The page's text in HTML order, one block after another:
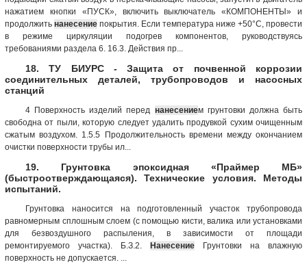
нажатием кнопки «ПУСК», включить выключатель «КОМПОНЕНТЫ» и
продолжить нанесение покрытия. Если температура ниже +50°С, провести
в режиме циркуляции подогрев компонентов, руководствуясь
требованиями раздела 6. 16.3. Действия пр...
18. ТУ БИУРС - Защита от почвенной коррозии
соединительных деталей, трубопроводов и насосных
станций
4 Поверхность изделий перед нанесением грунтовки должна быть
свободна от пыли, которую следует удалить продувкой сухим очищенным
сжатым воздухом. 1.5.5 Продолжительность времени между окончанием
очистки поверхности трубы ил...
19. Грунтовка эпоксидная «Праймер МБ»
(быстроотверждающаяся). Технические условия. Методы
испытаний.
Грунтовка наносится на подготовленный участок трубопровода
равномерным сплошным слоем (с помощью кисти, валика или установками
для безвоздушного распыления, в зависимости от площади
ремонтируемого участка). Б.З.2. Нанесение Грунтовки на влажную
поверхность не допускается. ...